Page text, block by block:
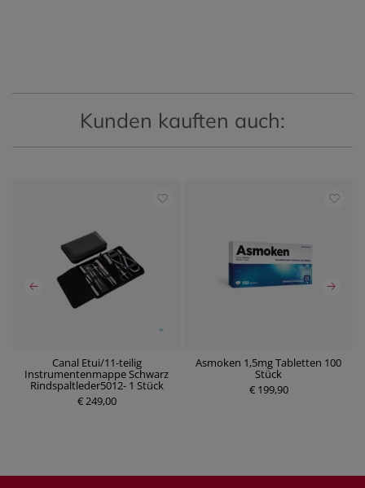
Kunden kauften auch:
Canal Etui/11-teilig
Instrumentenmappe Schwarz
Rindspaltleder5012- 1 Stück
€ 249,00
Asmoken 1,5mg Tabletten 100
Stück
€ 199,90
P
r